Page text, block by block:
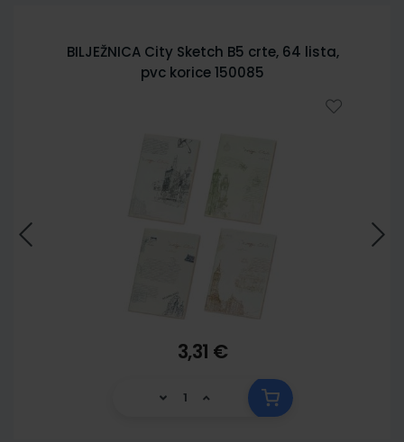
BILJEŽNICA City Sketch B5 crte, 64 lista,
pvc korice 150085
3,31 €